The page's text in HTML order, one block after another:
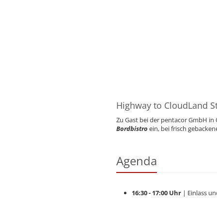
Highway to CloudLand
Zu Gast bei der pentacor GmbH
Bordbistro ein, bei frisch
Agenda
16:30 - 17:00 Uhr | Einlass